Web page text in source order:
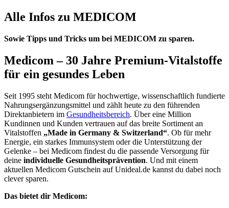
Alle Infos zu MEDICOM
Sowie Tipps und Tricks um bei MEDICOM zu sparen.
Medicom – 30 Jahre Premium-Vitalstoffe
für ein gesundes Leben
Seit 1995 steht Medicom für hochwertige, wissenschaftlich fundierte
Nahrungsergänzungsmittel und zählt heute zu den führenden
Direktanbietern im Gesundheitsbereich. Über eine Million
Kundinnen und Kunden vertrauen auf das breite Sortiment an
Vitalstoffen „Made in Germany & Switzerland“. Ob für mehr
Energie, ein starkes Immunsystem oder die Unterstützung der
Gelenke – bei Medicom findest du die passende Versorgung für
deine individuelle Gesundheitsprävention. Und mit einem
aktuellen Medicom Gutschein auf Unideal.de kannst du dabei noch
clever sparen.
Das bietet dir Medicom: